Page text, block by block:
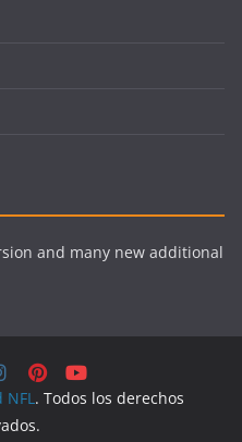
and many new additional
NFL. Todos los derechos